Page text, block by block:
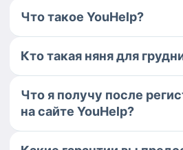
Что такое YouHelp?
Кто такая няня для
Что я получу после
на сайте YouHelp?